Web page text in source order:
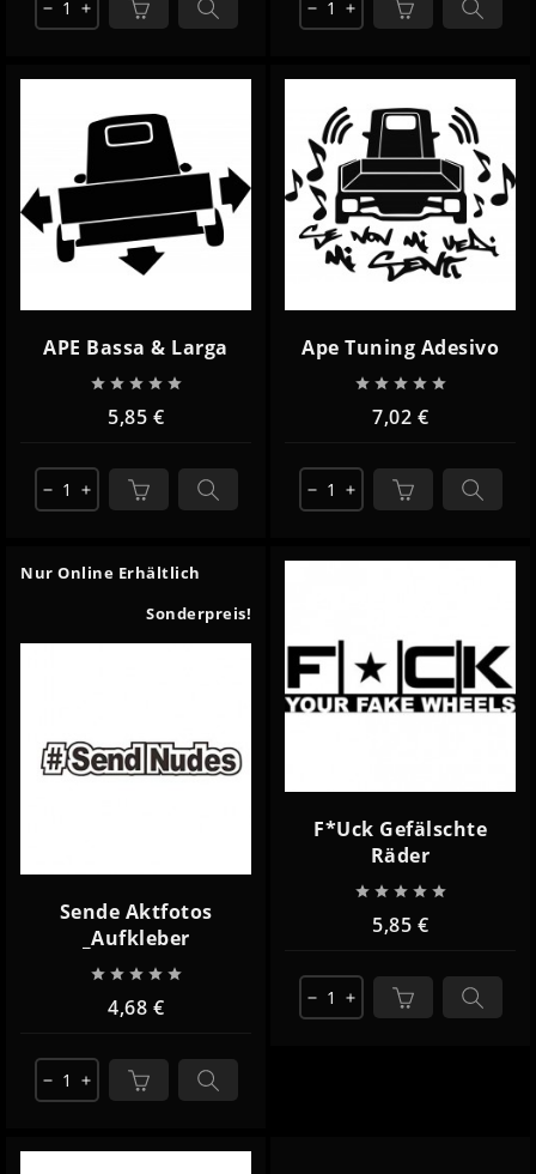
remove add remove add
APE Bassa & Larga
    
5,85 €
remove add
Ape Tuning Adesivo
    
7,02 €
remove add
Nur Online Erhältlich
Sonderpreis!
Sende Aktfotos
_Aufkleber
    
4,68 €
remove add
F*uck Gefälschte
Räder
    
5,85 €
remove add